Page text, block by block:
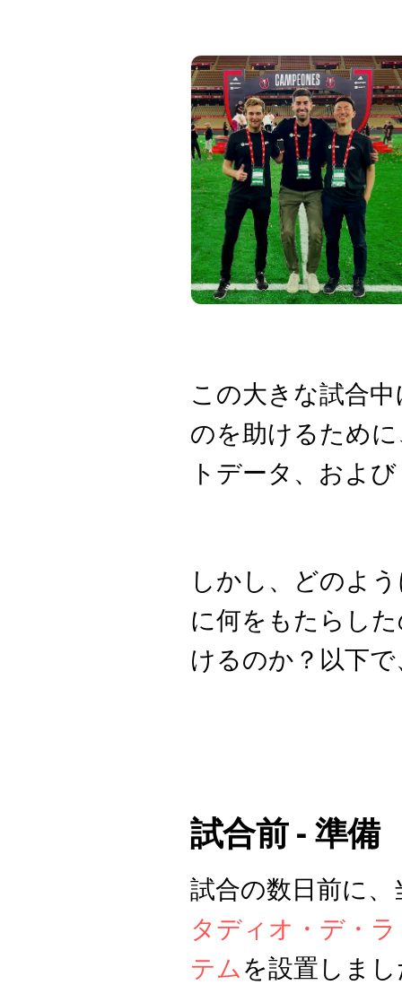
この大きな試合
のを助けるため
トデータ、およ
しかし、どのよ
に何をもたらし
けるのか？以下
試合前 - 準備
試合の数日前に
タディオ・デ・
テムを設置しま